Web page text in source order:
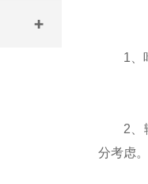
1、叶
2、输
分考虑。